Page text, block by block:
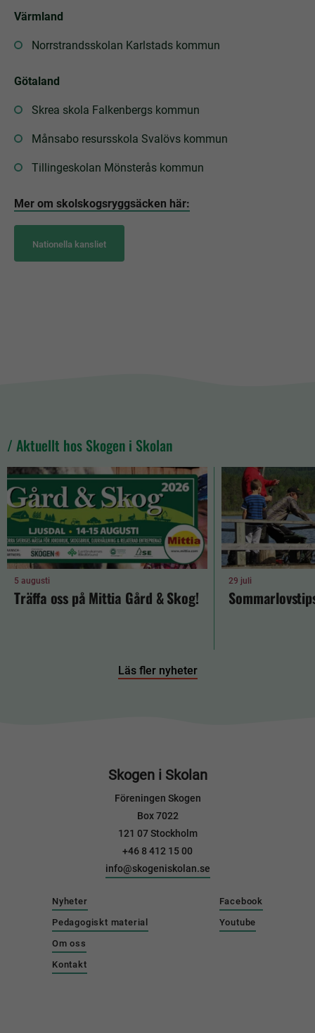
Värmland
Norrstrandsskolan Karlstads kommun
Götaland
Skrea skola Falkenbergs kommun
Månsabo resursskola Svalövs kommun
Tillingeskolan Mönsterås kommun
Mer om skolskogsryggsäcken här:
Nationella kansliet
/ Aktuellt hos Skogen i Skolan
5 augusti
Träffa oss på Mittia Gård & Skog!
29 juli
Läs fler nyheter
Skogen i Skolan
Föreningen Skogen
Box 7022
121 07 Stockholm
+46 8 412 15 00
info@skogeniskolan.se
Nyheter
Pedagogiskt material
Om oss
Kontakt
Facebook
Youtube